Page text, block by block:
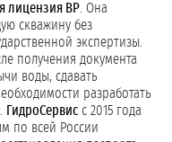
лицензия ВР . Она
скважину без
экспертизы.
получения документа
воды, сдавать
разработать
ГидроСервис с 2015 года
по всей России